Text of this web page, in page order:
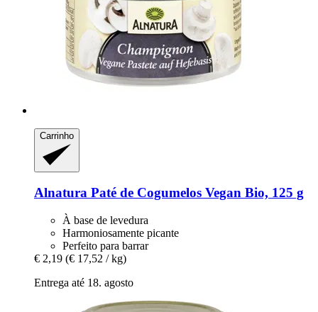
Carrinho
Alnatura Paté de Cogumelos Vegan Bio, 125 g
À base de levedura
Harmoniosamente picante
Perfeito para barrar
€ 2,19 (€ 17,52 / kg)
Entrega até 18. agosto